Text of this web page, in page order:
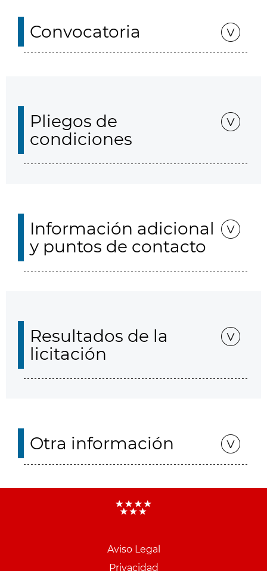
Convocatoria
Pliegos de
condiciones
Información adicional
y puntos de contacto
Resultados de la
licitación
Otra información
Aviso Legal
Privacidad